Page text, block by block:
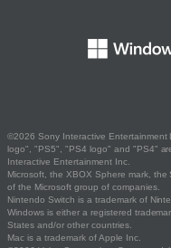
©2026 Sony Interactive Entertainment
logo", "PS5", "PS4 logo" and "PS4"
Interactive Entertainment Inc.
Microsoft, the XBOX Sphere mark,
of the Microsoft group of companies.
Nintendo Switch is a trademark of
Windows is either a registered
States and/or other countries.
Mac is a trademark of Apple Inc.